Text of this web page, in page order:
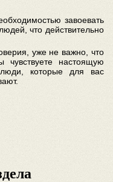
завоевать
что действительно
уже не важно, что
настоящую
которые для вас